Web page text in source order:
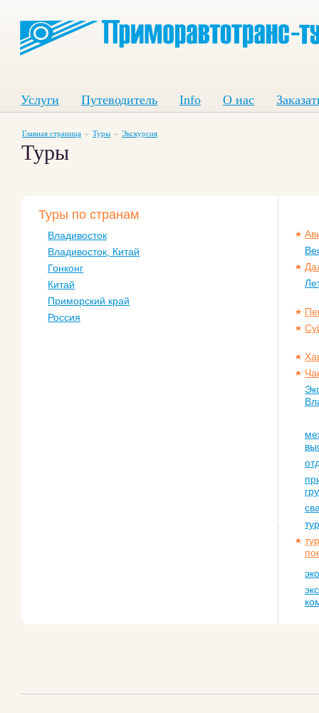
Услуги Путеводитель Info О нас
Главная страница Туры Экскурсия
Туры
Туры по странам
Владивосток
Владивосток, Китай
Гонконг
Китай
Приморский край
Россия